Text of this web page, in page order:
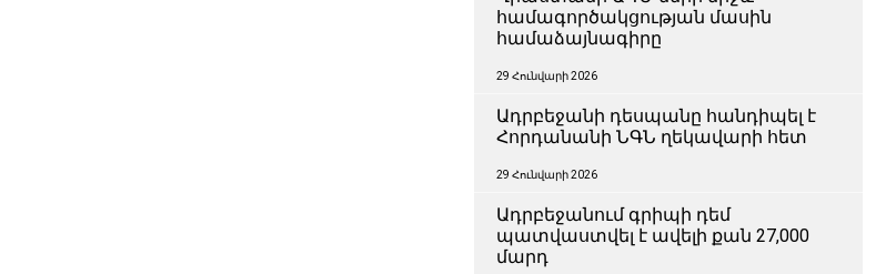
համագործակցության մասին
համաձայնագիրը
29 Հունվարի 2026
Ադրբեջանի դեսպանը հանդիպել է
Հորդանանի ՆԳՆ ղեկավարի հետ
29 Հունվարի 2026
Ադրբեջանում գրիպի դեմ
պատվաստվել է ավելի քան 27,000
մարդ